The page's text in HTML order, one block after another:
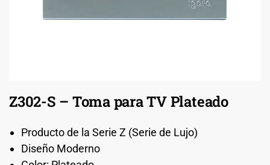
Z302-S – Toma para TV Plateado
Producto de la Serie Z (Serie de Lujo)
Diseño Moderno